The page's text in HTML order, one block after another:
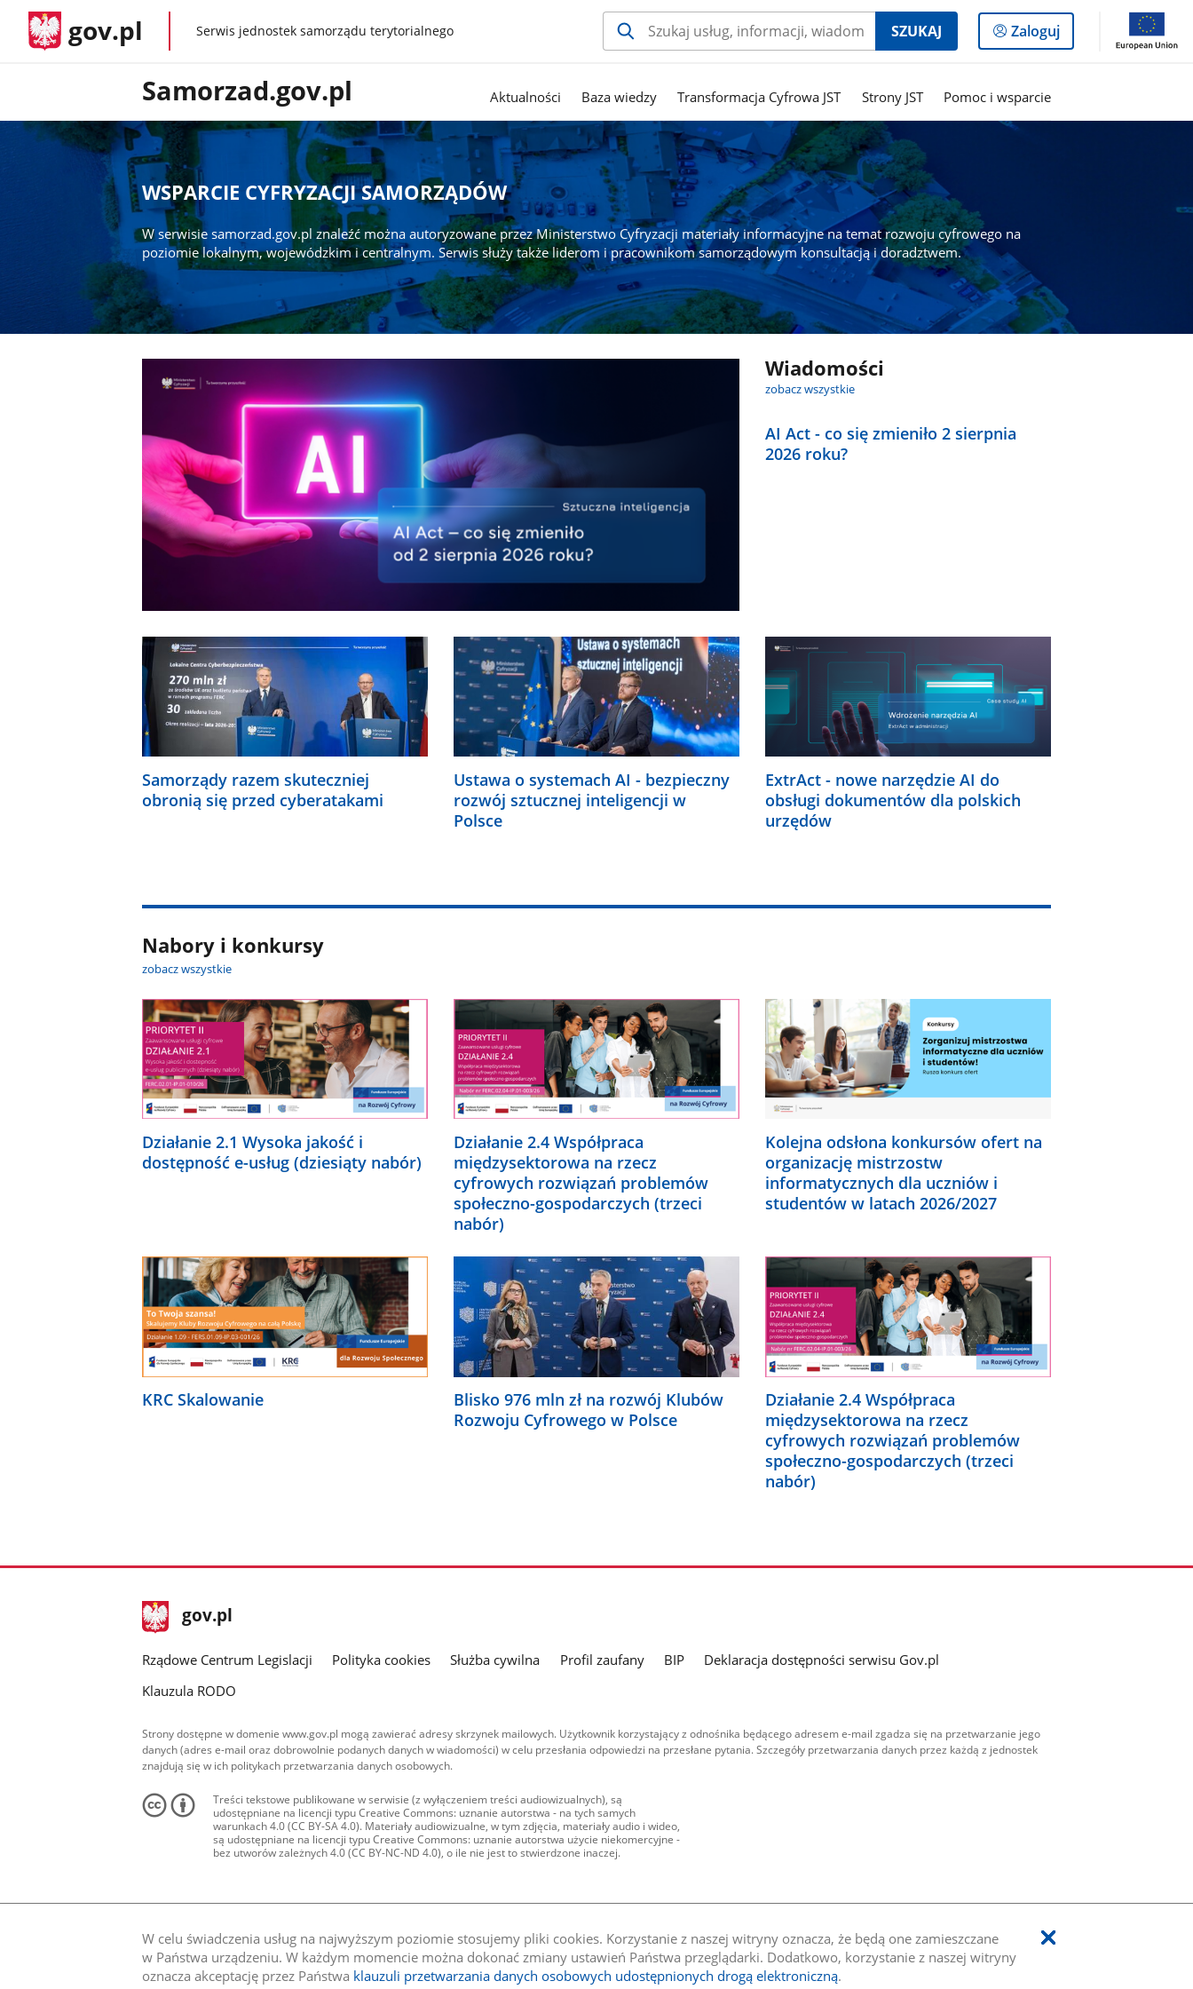
W celu świadczenia usług na najwyższym poziomie stosujemy pliki cookies. Korzystanie z naszej witryny oznacza, że będą one zamieszczane
w Państwa urządzeniu. W każdym momencie można dokonać zmiany ustawień Państwa przeglądarki. Dodatkowo, korzystanie z naszej witryny
oznacza akceptację przez Państwa klauzuli przetwarzania danych osobowych udostępnionych drogą elektroniczną.
gov.pl gov.plSerwis jednostek samorządu terytorialnego SZUKAJ
Logowanie
do
Zaloguj
Samorzad.gov.pl Aktualności Baza wiedzy Transformacja Cyfrowa JST Strony JST Pomoc i wsparcie
WSPARCIE CYFRYZACJI SAMORZĄDÓW
W serwisie samorzad.gov.pl znaleźć można autoryzowane przez Ministerstwo Cyfryzacji materiały informacyjne na temat rozwoju cyfrowego na
poziomie lokalnym, wojewódzkim i centralnym. Serwis służy także liderom i pracownikom samorządowym konsultacją i doradztwem.
Wiadomości
zobacz wszystkie
AI Act - co się zmieniło 2 sierpnia
2026 roku?
Samorządy razem skuteczniej
obronią się przed cyberatakami
Ustawa o systemach AI - bezpieczny
rozwój sztucznej inteligencji w
Polsce
ExtrAct - nowe narzędzie AI do
obsługi dokumentów dla polskich
urzędów
Nabory i konkursy
zobacz wszystkie
Działanie 2.1 Wysoka jakość i
dostępność e-usług (dziesiąty nabór)
Działanie 2.4 Współpraca
międzysektorowa na rzecz
cyfrowych rozwiązań problemów
społeczno-gospodarczych (trzeci
nabór)
Kolejna odsłona konkursów ofert na
organizację mistrzostw
informatycznych dla uczniów i
studentów w latach 2026/2027
KRC Skalowanie
Blisko 976 mln zł na rozwój Klubów
Rozwoju Cyfrowego w Polsce
Działanie 2.4 Współpraca
międzysektorowa na rzecz
cyfrowych rozwiązań problemów
społeczno-gospodarczych (trzeci
nabór)
stopka
gov.pl Strona
gov.pl
Rządowe Centrum Legislacji Polityka cookies Służba cywilna Profil zaufany BIP
Deklaracja dostępności serwisu Gov.pl
Klauzula RODO
Strony dostępne w domenie www.gov.pl mogą zawierać adresy skrzynek mailowych. Użytkownik korzystający z odnośnika będącego adresem e-mail zgadza się na przetwarzanie jego
danych (adres e-mail oraz dobrowolnie podanych danych w wiadomości) w celu przesłania odpowiedzi na przesłane pytania. Szczegóły przetwarzania danych przez każdą z jednostek
znajdują się w ich politykach przetwarzania danych osobowych.
Treści tekstowe publikowane w serwisie (z wyłączeniem treści audiowizualnych), są
udostępniane na licencji typu Creative Commons: uznanie autorstwa - na tych samych
warunkach 4.0 (CC BY-SA 4.0). Materiały audiowizualne, w tym zdjęcia, materiały audio i wideo,
są udostępniane na licencji typu Creative Commons: uznanie autorstwa użycie niekomercyjne -
bez utworów zależnych 4.0 (CC BY-NC-ND 4.0), o ile nie jest to stwierdzone inaczej.